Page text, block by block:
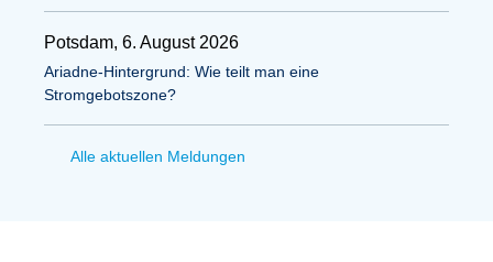
Potsdam, 6. August 2026
Ariadne-Hintergrund: Wie teilt man eine
Stromgebotszone?
Alle aktuellen Meldungen